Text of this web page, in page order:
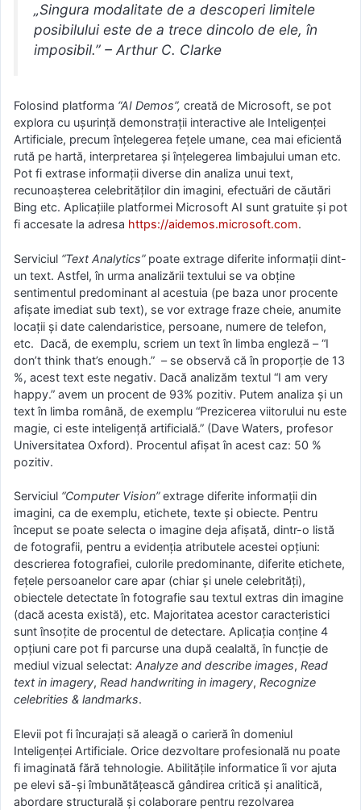
„Singura modalitate de a descoperi limitele
posibilului este de a trece dincolo de ele, în
imposibil.” – Arthur C. Clarke
Folosind platforma “AI Demos”, creată de Microsoft, se pot
explora cu ușurință demonstrații interactive ale Inteligenței
Artificiale, precum înțelegerea fețele umane, cea mai eficientă
rută pe hartă, interpretarea și înțelegerea limbajului uman etc.
Pot fi extrase informații diverse din analiza unui text,
recunoașterea celebrităților din imagini, efectuări de căutări
Bing etc. Aplicațiile platformei Microsoft AI sunt gratuite și pot
fi accesate la adresa https://aidemos.microsoft.com.
Serviciul “Text Analytics” poate extrage diferite informații dint-
un text. Astfel, în urma analizării textului se va obține
sentimentul predominant al acestuia (pe baza unor procente
afișate imediat sub text), se vor extrage fraze cheie, anumite
locații și date calendaristice, persoane, numere de telefon,
etc. Dacă, de exemplu, scriem un text în limba engleză – “I
don’t think that’s enough.” – se observă că în proporție de 13
%, acest text este negativ. Dacă analizăm textul “I am very
happy.” avem un procent de 93% pozitiv. Putem analiza și un
text în limba română, de exemplu “Prezicerea viitorului nu este
magie, ci este inteligență artificială.” (Dave Waters, profesor
Universitatea Oxford). Procentul afișat în acest caz: 50 %
pozitiv.
Serviciul “Computer Vision”extrage diferite informații din
imagini, ca de exemplu, etichete, texte și obiecte. Pentru
început se poate selecta o imagine deja afișată, dintr-o listă
de fotografii, pentru a evidenția atributele acestei opțiuni:
descrierea fotografiei, culorile predominante, diferite etichete,
fețele persoanelor care apar (chiar și unele celebrități),
obiectele detectate în fotografie sau textul extras din imagine
(dacă acesta există), etc. Majoritatea acestor caracteristici
sunt însoțite de procentul de detectare. Aplicația conține 4
opțiuni care pot fi parcurse una după cealaltă, în funcție de
mediul vizual selectat: Analyze and describe images, Read
text in imagery, Read handwriting in imagery, Recognize
celebrities & landmarks.
Elevii pot fi încurajați să aleagă o carieră în domeniul
Inteligenței Artificiale. Orice dezvoltare profesională nu poate
fi imaginată fără tehnologie. Abilitățile informatice îi vor ajuta
pe elevi să-și îmbunătățească gândirea critică și analitică,
abordare structurală și colaborare pentru rezolvarea